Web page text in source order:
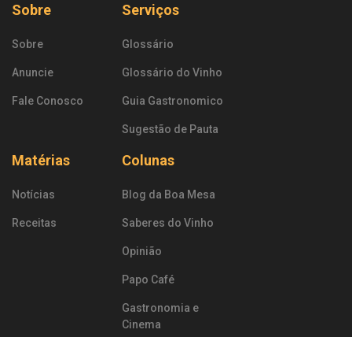
Sobre
Sobre
Anuncie
Fale Conosco
Serviços
Glossário
Glossário do Vinho
Guia Gastronomico
Sugestão de Pauta
Matérias
Notícias
Receitas
Colunas
Blog da Boa Mesa
Saberes do Vinho
Opinião
Papo Café
Gastronomia e
Cinema